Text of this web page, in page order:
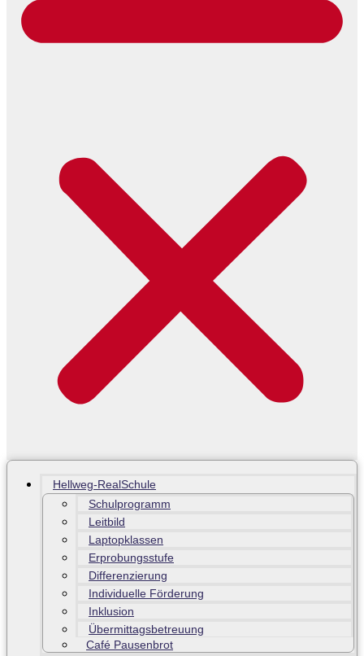
Hellweg-RealSchule
Schulprogramm
Leitbild
Laptopklassen
Erprobungsstufe
Differenzierung
Individuelle Förderung
Inklusion
Übermittagsbetreuung
Café Pausenbrot